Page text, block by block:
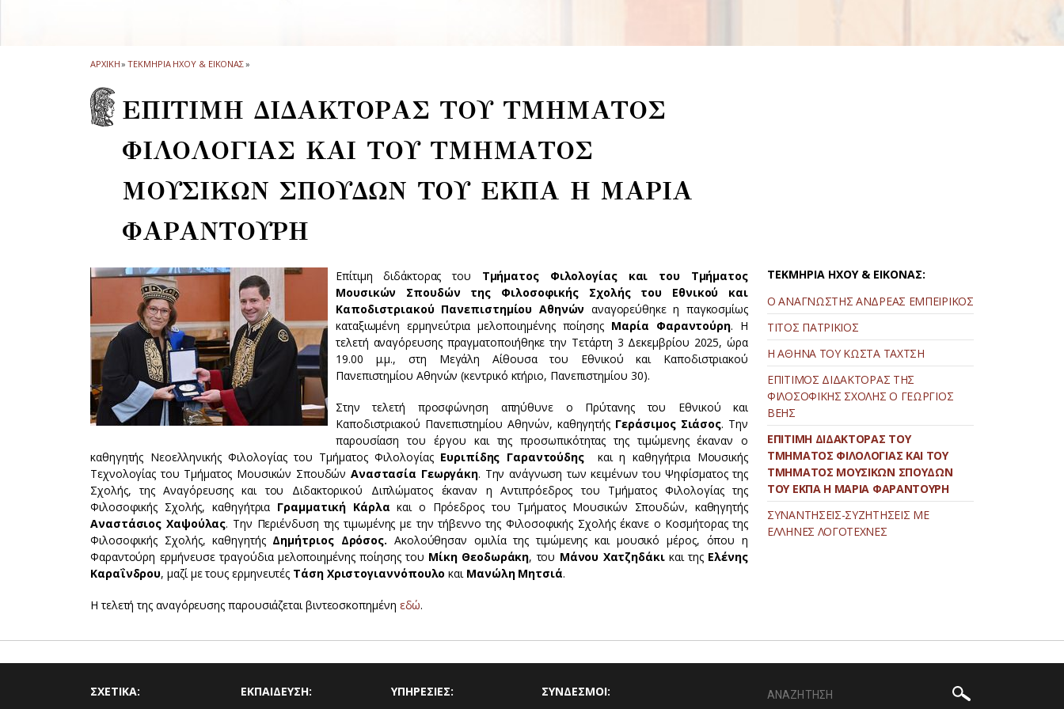
ΑΡΧΙΚΗ» ΤΕΚΜΗΡΙΑ ΗΧΟΥ & ΕΙΚΟΝΑΣ»
ΕΠΙΤΙΜΗ ΔΙΔΑΚΤΟΡΑΣ ΤΟΥ ΤΜΗΜΑΤΟΣ
ΦΙΛΟΛΟΓΙΑΣ ΚΑΙ ΤΟΥ ΤΜΗΜΑΤΟΣ
ΜΟΥΣΙΚΩΝ ΣΠΟΥΔΩΝ ΤΟΥ ΕΚΠΑ Η ΜΑΡΙΑ
ΦΑΡΑΝΤΟΥΡΗ
Eπίτιμη διδάκτορας του Τμήματος Φιλολογίας και του Τμήματος
Μουσικών Σπουδών της Φιλοσοφικής Σχολής του Εθνικού και
Καποδιστριακού Πανεπιστημίου Αθηνών αναγορεύθηκε η παγκοσμίως
καταξιωμένη ερμηνεύτρια μελοποιημένης ποίησης Μαρία Φαραντούρη. Η
τελετή αναγόρευσης πραγματοποιήθηκε την Τετάρτη 3 Δεκεμβρίου 2025, ώρα
19.00 μ.μ., στη Μεγάλη Αίθουσα του Εθνικού και Καποδιστριακού
Πανεπιστημίου Αθηνών (κεντρικό κτήριο, Πανεπιστημίου 30).
Στην τελετή προσφώνηση απηύθυνε ο Πρύτανης του Εθνικού και
Καποδιστριακού Πανεπιστημίου Αθηνών, καθηγητής Γεράσιμος Σιάσος. Την
παρουσίαση του έργου και της προσωπικότητας της τιμώμενης έκαναν ο
καθηγητής Νεοελληνικής Φιλολογίας του Τμήματος Φιλολογίας Ευριπίδης Γαραντούδης
και η καθηγήτρια Μουσικής
Τεχνολογίας του Τμήματος Μουσικών Σπουδών Αναστασία Γεωργάκη. Την ανάγνωση των κειμένων του Ψηφίσματος της
Σχολής, της Αναγόρευσης και του Διδακτορικού Διπλώματος έκαναν η Αντιπρόεδρος του Τμήματος Φιλολογίας της
Φιλοσοφικής Σχολής, καθηγήτρια Γραμματική Κάρλακαι ο Πρόεδρος του Τμήματος Μουσικών Σπουδών, καθηγητής
Αναστάσιος Χαψούλας. Την Περιένδυση της τιμωμένης με την τήβεννο της Φιλοσοφικής Σχολής έκανε ο Κοσμήτορας της
Φιλοσοφικής Σχολής, καθηγητής Δημήτριος Δρόσος. Ακολούθησαν ομιλία της τιμώμενης και μουσικό μέρος, όπου η
Φαραντούρη ερμήνευσε τραγούδια μελοποιημένης ποίησης του Μίκη Θεοδωράκη, του Μάνου Χατζηδάκικαι της Ελένης
Καραΐνδρου, μαζί με τους ερμηνευτές Τάση Χριστογιαννόπουλο και Μανώλη Μητσιά.
Η τελετή της αναγόρευσης παρουσιάζεται βιντεοσκοπημένη εδώ.
ΤΕΚΜΗΡΙΑ ΗΧΟΥ & ΕΙΚΟΝΑΣ:
Ο ΑΝΑΓΝΩΣΤΗΣ ΑΝΔΡΕΑΣ ΕΜΠΕΙΡΙΚΟΣ
ΤΙΤΟΣ ΠΑΤΡΙΚΙΟΣ
Η ΑΘΗΝΑ ΤΟΥ ΚΩΣΤΑ ΤΑΧΤΣΗ
ΕΠΙΤΙΜΟΣ ΔΙΔΑΚΤΟΡΑΣ ΤΗΣ
ΦΙΛΟΣΟΦΙΚΗΣ ΣΧΟΛΗΣ Ο ΓΕΩΡΓΙΟΣ
ΒΕΗΣ
ΕΠΙΤΙΜΗ ΔΙΔΑΚΤΟΡΑΣ ΤΟΥ
ΤΜΗΜΑΤΟΣ ΦΙΛΟΛΟΓΙΑΣ ΚΑΙ ΤΟΥ
ΤΜΗΜΑΤΟΣ ΜΟΥΣΙΚΩΝ ΣΠΟΥΔΩΝ
ΤΟΥ ΕΚΠΑ Η ΜΑΡΙΑ ΦΑΡΑΝΤΟΥΡΗ
ΣΥΝΑΝΤΗΣΕΙΣ-ΣΥΖΗΤΗΣΕΙΣ ΜΕ
ΕΛΛΗΝΕΣ ΛΟΓΟΤΕΧΝΕΣ
ΣΧΕΤΙΚΑ: ΕΚΠΑΙΔΕΥΣΗ: ΥΠΗΡΕΣΙΕΣ: ΣΥΝΔΕΣΜΟΙ: